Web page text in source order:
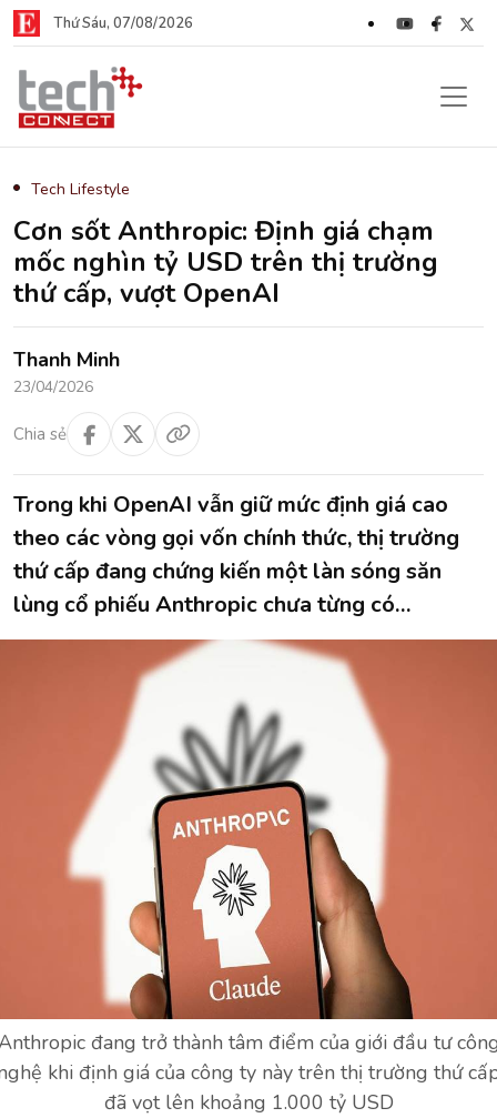
Thứ Sáu, 07/08/2026
Tech Lifestyle
Cơn sốt Anthropic: Định giá chạm
mốc nghìn tỷ USD trên thị trường
thứ cấp, vượt OpenAI
Thanh Minh
23/04/2026
Chia sẻ
Trong khi OpenAI vẫn giữ mức định giá cao
theo các vòng gọi vốn chính thức, thị trường
thứ cấp đang chứng kiến một làn sóng săn
lùng cổ phiếu Anthropic chưa từng có…
đang trở thành tâm điểm của giới đầu tư
khi định giá của công ty này trên thị trường thứ
đã vọt lên khoảng 1.000 tỷ USD